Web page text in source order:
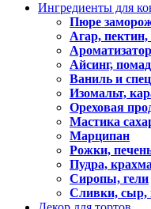
Ингредиенты для
Пюре
Агар,
Айсинг,
Ваниль и
Изомальт,
Ореховая
Мастика
Марципан
Рожки,
Пудра,
Сиропы, гели
Сливки, сыр,